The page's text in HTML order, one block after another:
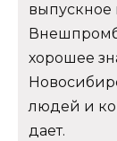
выпускное
хорошее
людей и
дает.